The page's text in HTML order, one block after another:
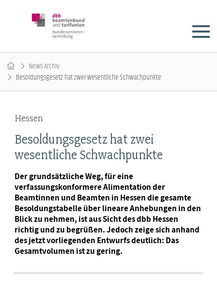
News-Archiv
Besoldungsgesetz hat zwei wesentliche Schwachpunkte
Hessen
Besoldungsgesetz hat zwei
wesentliche Schwachpunkte
Der grundsätzliche Weg, für eine
verfassungskonformere Alimentation der
Beamtinnen und Beamten in Hessen die gesamte
Besoldungstabelle über lineare Anhebungen in den
Blick zu nehmen, ist aus Sicht des dbb Hessen
richtig und zu begrüßen. Jedoch zeige sich anhand
des jetzt vorliegenden Entwurfs deutlich: Das
Gesamtvolumen ist zu gering.